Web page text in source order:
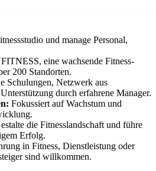
und manage Personal,
eine wachsende Fitness-
200 Standorten.
Schulungen, Netzwerk aus
durch erfahrene Manager.
Fokussiert auf Wachstum und
die Fitnesslandschaft und führe
Erfolg.
in Fitness, Dienstleistung oder
sind willkommen.